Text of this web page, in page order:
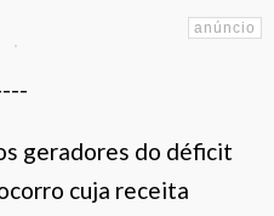
geradores do déficit
cuja receita